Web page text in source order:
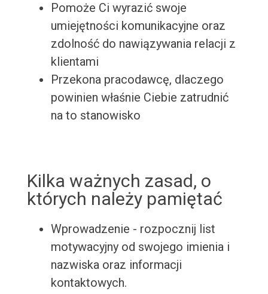
Pomoże Ci wyrazić swoje
umiejętności komunikacyjne oraz
zdolność do nawiązywania relacji z
klientami
Przekona pracodawcę, dlaczego
powinien właśnie Ciebie zatrudnić
na to stanowisko
Kilka ważnych zasad, o
których należy pamiętać
Wprowadzenie - rozpocznij list
motywacyjny od swojego imienia i
nazwiska oraz informacji
kontaktowych.